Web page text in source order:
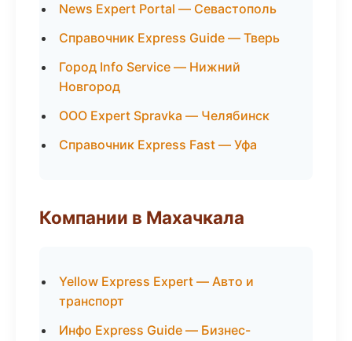
News Expert Portal — Севастополь
Справочник Express Guide — Тверь
Город Info Service — Нижний
Новгород
ООО Expert Spravka — Челябинск
Справочник Express Fast — Уфа
Компании в Махачкала
Yellow Express Expert — Авто и
транспорт
Инфо Express Guide — Бизнес-